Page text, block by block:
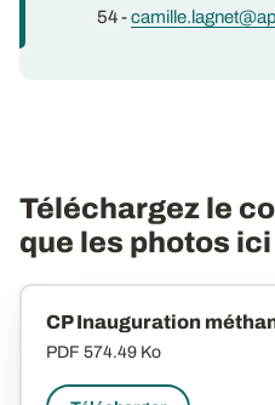
54 -
Téléchargez le
que les photos ici
CP Inauguration
PDF 574.49 Ko